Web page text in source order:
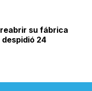
su fábrica
despidió 24